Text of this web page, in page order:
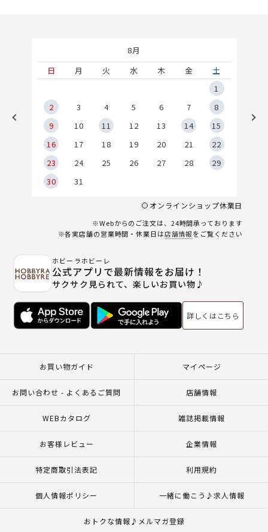
8月
日
月 火 水 木 金
土
1
2
3 4 5 6 7
8
9
10 11 12 13 14
15
16
17 18 19 20 21
22
23
24 25 26 27 28
29
30
31
オンラインショップ休業日
※Webからのご注文は、24時間承っております
※各実店舗の営業時間・休業日は店舗情報をご覧ください
ホビーラホビーレ
公式アプリで最新情報をお届け！
サクサク見られて、楽しいお買い物♪
詳しくはこちら
お買い物ガイド マイページ
お問い合わせ - よくあるご質問 店舗情報
WEBカタログ 雑誌掲載情報
お客様レビュー 企業情報
特定商取引法表記 利用規約
個人情報ポリシー 一緒に働こう♪求人情報
おトクな情報♪メルマガ登録